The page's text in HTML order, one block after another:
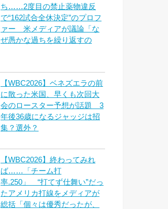
ち……2度目の禁止薬物違反
で“162試合全休決定”のプロフ
ァー 米メディアが議論「な
ぜ愚かな過ちを繰り返すの
【WBC2026】ベネズエラの前
に散った米国、早くも次回大
会のロースター予想が話題 3
年後36歳になるジャッジは招
集？選外？
【WBC2026】終わってみれ
ば……「チーム打
率.250」 “打てず仕舞い”だっ
たアメリカ打線をメディアが
総括「個々は優秀だったが、